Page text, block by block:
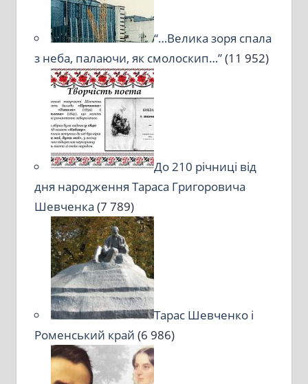
“…Велика зоря спала
з неба, палаючи, як смолоскип…”(11 952)
До 210 річниці від
дня народження Тараса Григоровича
Шевченка (7 789)
Тарас Шевченко і
Роменський край (6 986)